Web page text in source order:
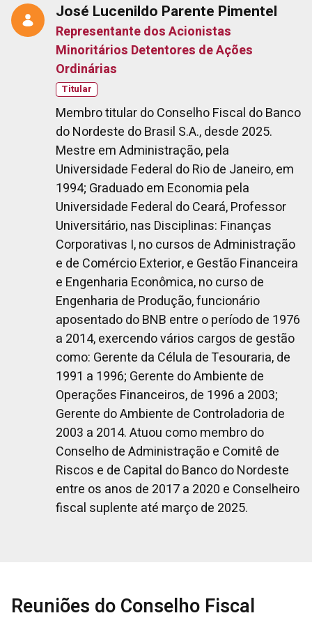
José Lucenildo Parente Pimentel
Representante dos Acionistas
Minoritários Detentores de Ações
Ordinárias
Titular
Membro titular do Conselho Fiscal do Banco
do Nordeste do Brasil S.A., desde 2025.
Mestre em Administração, pela
Universidade Federal do Rio de Janeiro, em
1994; Graduado em Economia pela
Universidade Federal do Ceará, Professor
Universitário, nas Disciplinas: Finanças
Corporativas I, no cursos de Administração
e de Comércio Exterior, e Gestão Financeira
e Engenharia Econômica, no curso de
Engenharia de Produção, funcionário
aposentado do BNB entre o período de 1976
a 2014, exercendo vários cargos de gestão
como: Gerente da Célula de Tesouraria, de
1991 a 1996; Gerente do Ambiente de
Operações Financeiros, de 1996 a 2003;
Gerente do Ambiente de Controladoria de
2003 a 2014. Atuou como membro do
Conselho de Administração e Comitê de
Riscos e de Capital do Banco do Nordeste
entre os anos de 2017 a 2020 e Conselheiro
fiscal suplente até março de 2025.
Reuniões do Conselho Fiscal